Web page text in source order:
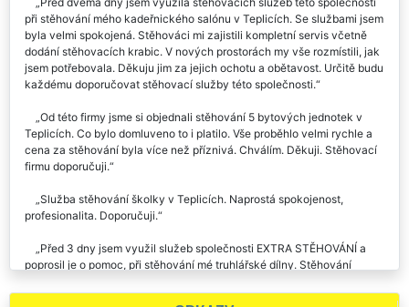
Před dvěma dny jsem využila stěhovacích služeb této společnosti
při stěhování mého kadeřnického salónu v Teplicích. Se službami jsem
byla velmi spokojená. Stěhováci mi zajistili kompletní servis včetně
dodání stěhovacích krabic. V nových prostorách my vše rozmístili, jak
jsem potřebovala. Děkuju jim za jejich ochotu a obětavost. Určitě budu
Od této firmy jsme si objednali stěhování 5 bytových jednotek v
Teplicích. Co bylo domluveno to i platilo. Vše proběhlo velmi rychle a
cena za stěhování byla více než příznivá. Chválím. Děkuji. Stěhovací
Služba stěhování školky v Teplicích. Naprostá spokojenost,
Před 3 dny jsem využil služeb společnosti EXTRA STĚHOVÁNÍ a
proběhlo na jedničku. Touto cestou děkuji za vaše služby.